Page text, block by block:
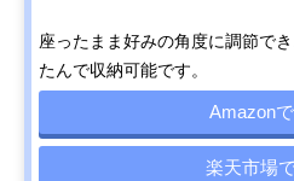
座ったまま好みの角度に調節で
たんで収納可能です。
Amazon
楽天市場